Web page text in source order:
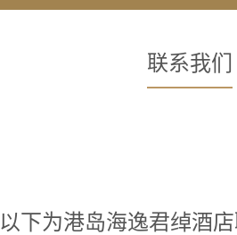
联系我们
以下为港岛海逸君绰酒